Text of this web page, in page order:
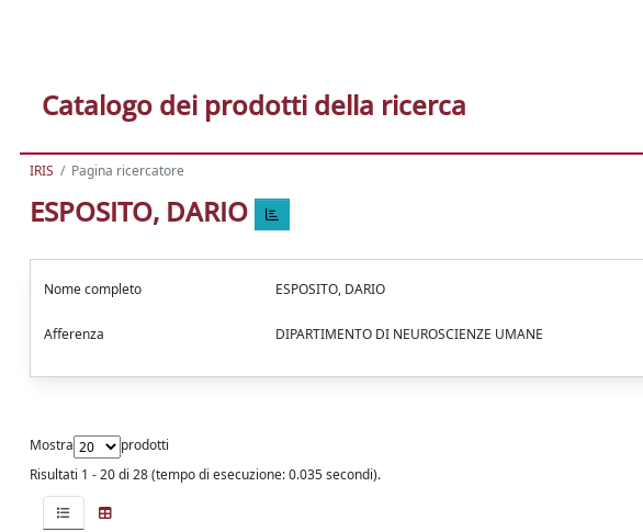
Catalogo dei prodotti della ricerca
IRIS Pagina ricercatore
ESPOSITO, DARIO
Nome completo ESPOSITO, DARIO
Afferenza DIPARTIMENTO DI NEUROSCIENZE UMANE
Mostra
prodotti
Risultati 1 - 20 di 28 (tempo di esecuzione: 0.035 secondi).